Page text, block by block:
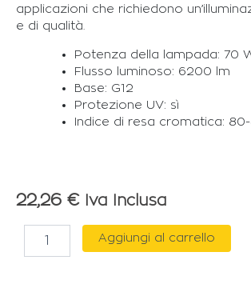
applicazioni che richiedono
e di qualità.
Potenza della lampada: 70
Flusso luminoso: 6200 lm
Base: G12
Protezione UV: sì
Indice di resa cromatica:
22,26 € Iva Inclusa
LAMPADA
Aggiungi al carrello